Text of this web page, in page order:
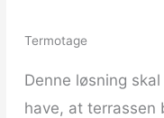
Termotage
Denne løsning
have, at terrassen